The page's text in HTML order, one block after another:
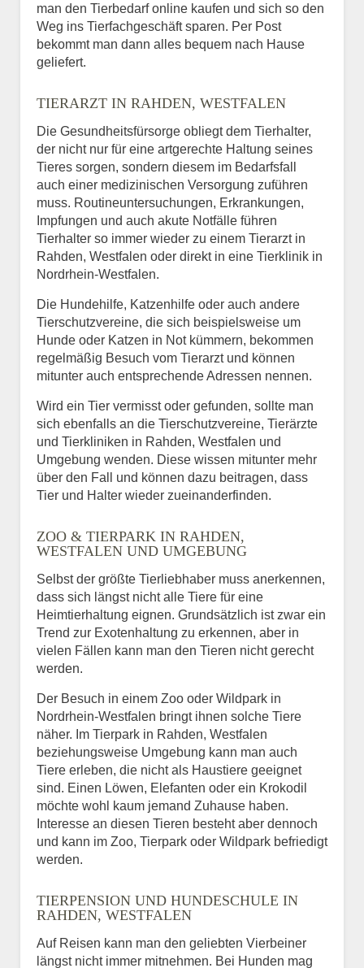
man den Tierbedarf online kaufen und sich so den
Weg ins Tierfachgeschäft sparen. Per Post
bekommt man dann alles bequem nach Hause
geliefert.
TIERARZT IN RAHDEN, WESTFALEN
Die Gesundheitsfürsorge obliegt dem Tierhalter,
der nicht nur für eine artgerechte Haltung seines
Tieres sorgen, sondern diesem im Bedarfsfall
auch einer medizinischen Versorgung zuführen
muss. Routineuntersuchungen, Erkrankungen,
Impfungen und auch akute Notfälle führen
Tierhalter so immer wieder zu einem Tierarzt in
Rahden, Westfalen oder direkt in eine Tierklinik in
Nordrhein-Westfalen.
Die Hundehilfe, Katzenhilfe oder auch andere
Tierschutzvereine, die sich beispielsweise um
Hunde oder Katzen in Not kümmern, bekommen
regelmäßig Besuch vom Tierarzt und können
mitunter auch entsprechende Adressen nennen.
Wird ein Tier vermisst oder gefunden, sollte man
sich ebenfalls an die Tierschutzvereine, Tierärzte
und Tierkliniken in Rahden, Westfalen und
Umgebung wenden. Diese wissen mitunter mehr
über den Fall und können dazu beitragen, dass
Tier und Halter wieder zueinanderfinden.
ZOO & TIERPARK IN RAHDEN,
WESTFALEN UND UMGEBUNG
Selbst der größte Tierliebhaber muss anerkennen,
dass sich längst nicht alle Tiere für eine
Heimtierhaltung eignen. Grundsätzlich ist zwar ein
Trend zur Exotenhaltung zu erkennen, aber in
vielen Fällen kann man den Tieren nicht gerecht
werden.
Der Besuch in einem Zoo oder Wildpark in
Nordrhein-Westfalen bringt ihnen solche Tiere
näher. Im Tierpark in Rahden, Westfalen
beziehungsweise Umgebung kann man auch
Tiere erleben, die nicht als Haustiere geeignet
sind. Einen Löwen, Elefanten oder ein Krokodil
möchte wohl kaum jemand Zuhause haben.
Interesse an diesen Tieren besteht aber dennoch
und kann im Zoo, Tierpark oder Wildpark befriedigt
werden.
TIERPENSION UND HUNDESCHULE IN
RAHDEN, WESTFALEN
Auf Reisen kann man den geliebten Vierbeiner
längst nicht immer mitnehmen. Bei Hunden mag